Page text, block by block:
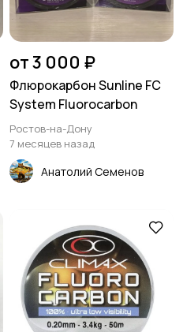
от 3 000 ₽
Флюрокарбон Sunline FC
System Fluorocarbon
Ростов-на-Дону
7 месяцев назад
Анатолий Семенов